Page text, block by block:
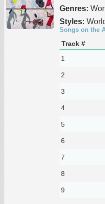
Genres:
Styles:
Songs on the
Track #
1
2
3
4
5
6
7
8
9